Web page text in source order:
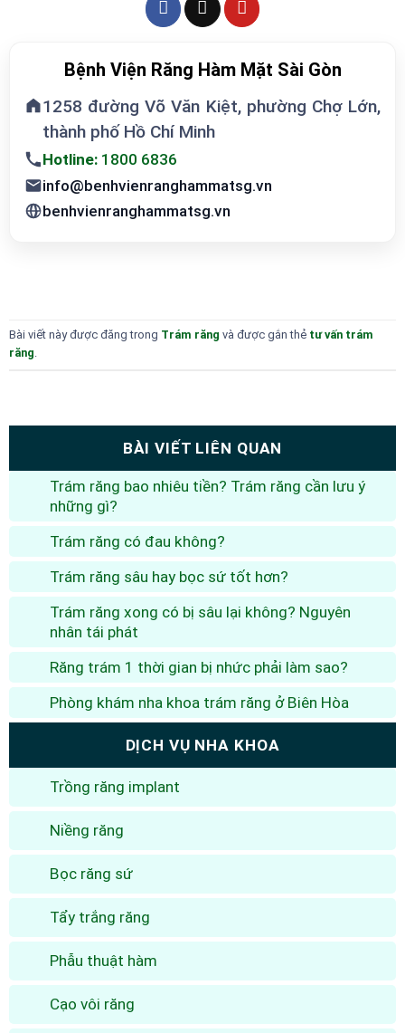
Bệnh Viện Răng Hàm Mặt Sài Gòn
1258 đường Võ Văn Kiệt, phường Chợ Lớn,
thành phố Hồ Chí Minh
Hotline: 1800 6836
info@benhvienranghammatsg.vn
benhvienranghammatsg.vn
Bài viết này được đăng trong Trám răng và được gắn thẻ tư vấn trám
răng.
BÀI VIẾT LIÊN QUAN
Trám răng bao nhiêu tiền? Trám răng cần lưu ý
những gì?
Trám răng có đau không?
Trám răng sâu hay bọc sứ tốt hơn?
Trám răng xong có bị sâu lại không? Nguyên
nhân tái phát
Răng trám 1 thời gian bị nhức phải làm sao?
Phòng khám nha khoa trám răng ở Biên Hòa
DỊCH VỤ NHA KHOA
Trồng răng implant
Niềng răng
Bọc răng sứ
Tẩy trắng răng
Phẫu thuật hàm
Cạo vôi răng